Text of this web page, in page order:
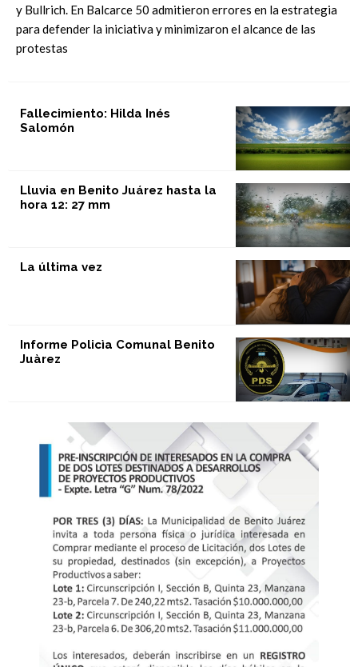
y Bullrich. En Balcarce 50 admitieron errores en la estrategia
para defender la iniciativa y minimizaron el alcance de las
protestas
Fallecimiento: Hilda Inés
Salomón
Lluvia en Benito Juárez hasta la
hora 12: 27 mm
La última vez
Informe Policìa Comunal Benito
Juàrez